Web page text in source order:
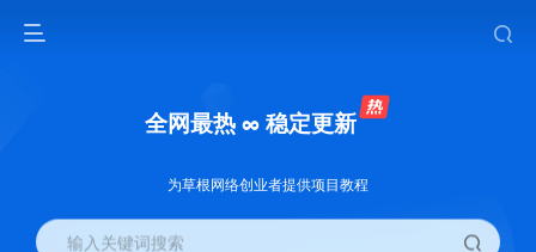
全网最热 ∞ 稳定更新
为草根网络创业者提供项目教程
输入关键词搜索